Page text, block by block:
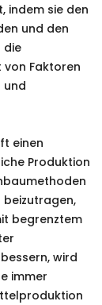
indem sie den
und den
die
Faktoren
und
einen
Produktion
beizutragen,
begrenztem
wird
immer